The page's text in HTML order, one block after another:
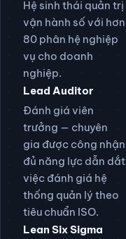
Hệ sinh thái quản trị
vận hành số với hơn
80 phân hệ nghiệp
vụ cho doanh
nghiệp.
Lead Auditor
Đánh giá viên
trưởng — chuyên
gia được công nhận
đủ năng lực dẫn dắt
việc đánh giá hệ
thống quản lý theo
tiêu chuẩn ISO.
Lean Six Sigma